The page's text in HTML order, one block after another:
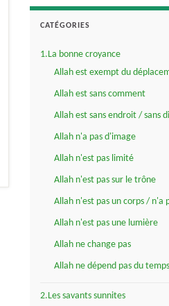
CATÉGORIES
1.La bonne croyance
Allah est exempt du
Allah est sans comment
Allah est sans endroit / sans
Allah n'a pas d'image
Allah n'est pas limité
Allah n'est pas sur le trône
Allah n'est pas un corps / n'a
Allah n'est pas une lumière
Allah ne change pas
Allah ne dépend pas du temps
2.Les savants sunnites